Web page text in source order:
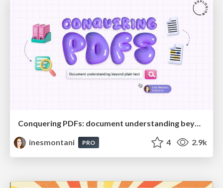
inesmontani
PRO 4 2.9k